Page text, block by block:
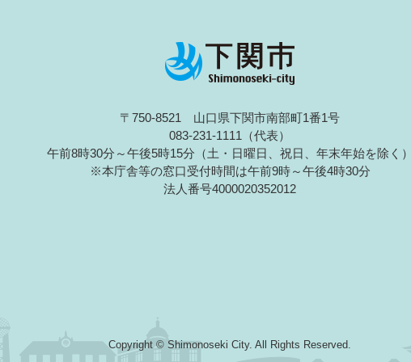
〒750-8521 山口県下関市南部町1番1号
083-231-1111（代表）
午前8時30分～午後5時15分（土・日曜日、祝日、年末年始を除く
※本庁舎等の窓口受付時間は午前9時～午後4時30分
法人番号4000020352012
Copyright © Shimonoseki City. All Rights Reserved.